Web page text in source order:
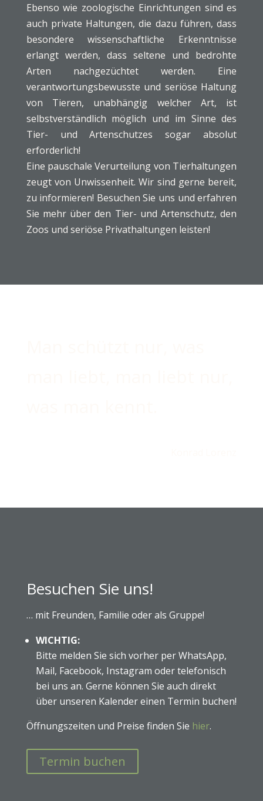
Ebenso wie zoologische Einrichtungen sind es
auch private Haltungen, die dazu führen, dass
besondere wissenschaftliche Erkenntnisse
erlangt werden, dass seltene und bedrohte
Arten nachgezüchtet werden. Eine
verantwortungsbewusste und seriöse Haltung
von Tieren, unabhängig welcher Art, ist
selbstverständlich möglich und im Sinne des
Tier- und Artenschutzes sogar absolut
erforderlich!
Eine pauschale Verurteilung von Tierhaltungen
zeugt von Unwissenheit. Wir sind gerne bereit,
zu informieren! Besuchen Sie uns und erfahren
Sie mehr über den Tier- und Artenschutz, den
Zoos und seriöse Privathaltungen leisten!
Besuchen Sie uns!
… mit Freunden, Familie oder als Gruppe!
WICHTIG:
Bitte melden Sie sich vorher per WhatsApp,
Mail, Facebook, Instagram oder telefonisch
bei uns an. Gerne können Sie auch direkt
über unseren Kalender einen Termin buchen!
Öffnungszeiten und Preise finden Sie hier.
Termin buchen